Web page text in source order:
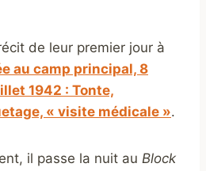
de leur premier jour à
au camp principal, 8
1942 : Tonte,
« visite médicale ».
il passe la nuit au Block